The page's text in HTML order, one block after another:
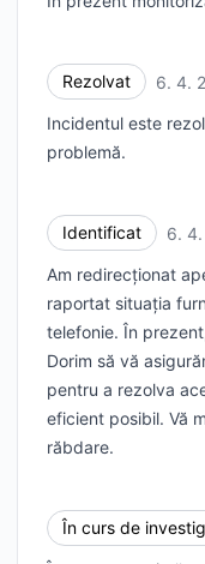
Rezolvat 6. 4.
Incidentul este
problemă.
Identificat 6.
Am redirecționat
raportat situația
telefonie. În
Dorim să vă
pentru a rezolva
eficient posibil. Vă
răbdare.
În curs de